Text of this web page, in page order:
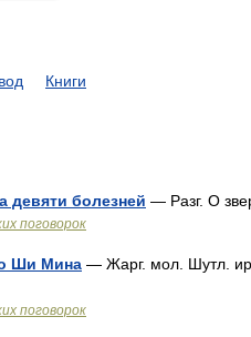
Книги
девяти болезней — Разг. О
поговорок
Ши Мина — Жарг. мол. Шутл.
поговорок